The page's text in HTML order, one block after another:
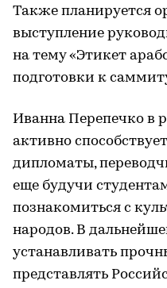
Также планируется
выступление
на тему «Этикет
подготовки к
Иванна Перепечко в
активно
дипломаты,
еще будучи
познакомиться с
народов. В
устанавливать
представлять